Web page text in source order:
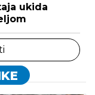
ukida